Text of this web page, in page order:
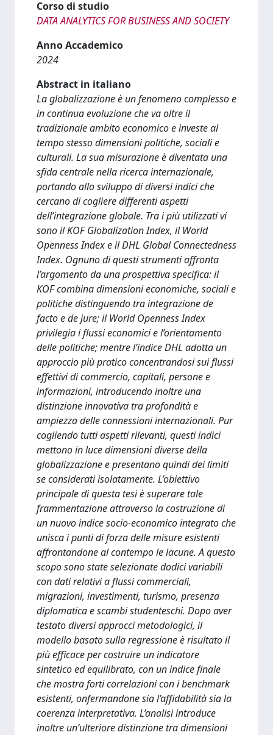
Corso di studio
DATA ANALYTICS FOR BUSINESS AND SOCIETY
Anno Accademico
2024
Abstract in italiano
La globalizzazione è un fenomeno complesso e
in continua evoluzione che va oltre il
tradizionale ambito economico e investe al
tempo stesso dimensioni politiche, sociali e
culturali. La sua misurazione è diventata una
sfida centrale nella ricerca internazionale,
portando allo sviluppo di diversi indici che
cercano di cogliere differenti aspetti
dell’integrazione globale. Tra i più utilizzati vi
sono il KOF Globalization Index, il World
Openness Index e il DHL Global Connectedness
Index. Ognuno di questi strumenti affronta
l’argomento da una prospettiva specifica: il
KOF combina dimensioni economiche, sociali e
politiche distinguendo tra integrazione de
facto e de jure; il World Openness Index
privilegia i flussi economici e l’orientamento
delle politiche; mentre l’indice DHL adotta un
approccio più pratico concentrandosi sui flussi
effettivi di commercio, capitali, persone e
informazioni, introducendo inoltre una
distinzione innovativa tra profondità e
ampiezza delle connessioni internazionali. Pur
cogliendo tutti aspetti rilevanti, questi indici
mettono in luce dimensioni diverse della
globalizzazione e presentano quindi dei limiti
se considerati isolatamente. L’obiettivo
principale di questa tesi è superare tale
frammentazione attraverso la costruzione di
un nuovo indice socio-economico integrato che
unisca i punti di forza delle misure esistenti
affrontandone al contempo le lacune. A questo
scopo sono state selezionate dodici variabili
con dati relativi a flussi commerciali,
migrazioni, investimenti, turismo, presenza
diplomatica e scambi studenteschi. Dopo aver
testato diversi approcci metodologici, il
modello basato sulla regressione è risultato il
più efficace per costruire un indicatore
sintetico ed equilibrato, con un indice finale
che mostra forti correlazioni con i benchmark
esistenti, onfermandone sia l’affidabilità sia la
coerenza interpretativa. L’analisi introduce
inoltre un’ulteriore distinzione tra dimensioni